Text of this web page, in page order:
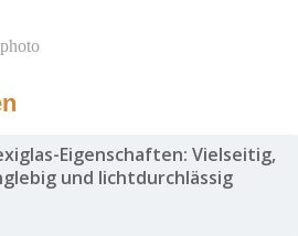
Eigenschaften: Vielseitig,
und lichtdurchlässig